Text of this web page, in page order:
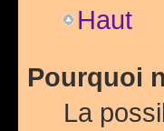
Haut
Pourquoi
La